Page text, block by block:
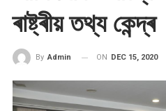
ৰাষ্ট্ৰীয় তথ্য কেন্দ্ৰ
By Admin ON DEC 15, 2020